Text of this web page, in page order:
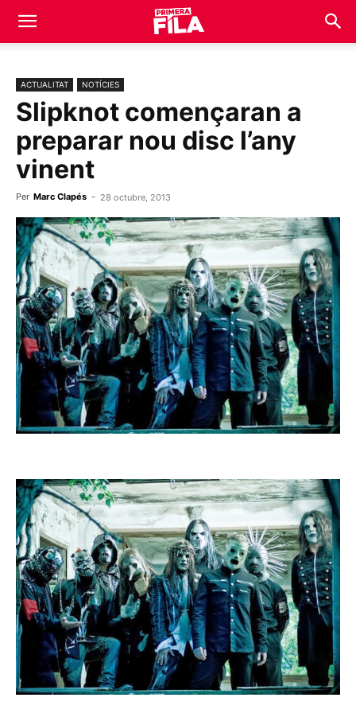
ACTUALITAT NOTÍCIES
Slipknot començaran a
preparar nou disc l’any
vinent
Per Marc Clapés - 28 octubre, 2013